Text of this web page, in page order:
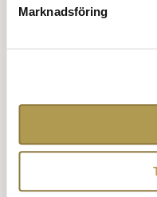
Marknadsföring
Var trevlig och
Näthat och
Tillbaka till